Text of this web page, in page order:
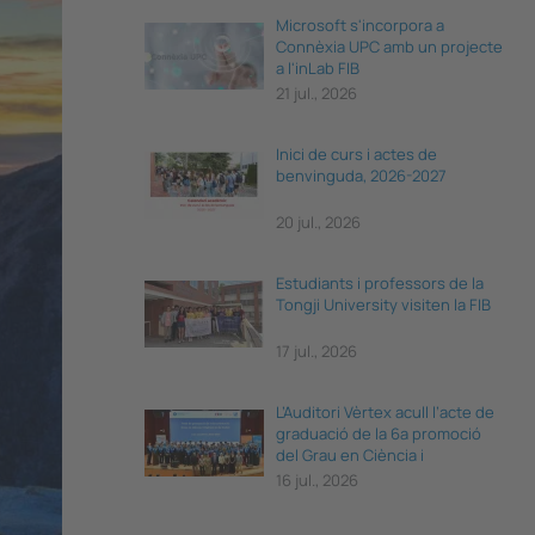
Microsoft s'incorpora a
Connèxia UPC amb un projecte
a l'inLab FIB
21 jul., 2026
Inici de curs i actes de
benvinguda, 2026-2027
20 jul., 2026
Estudiants i professors de la
Tongji University visiten la FIB
17 jul., 2026
L’Auditori Vèrtex acull l’acte de
graduació de la 6a promoció
del Grau en Ciència i
Enginyeria de Dades
16 jul., 2026